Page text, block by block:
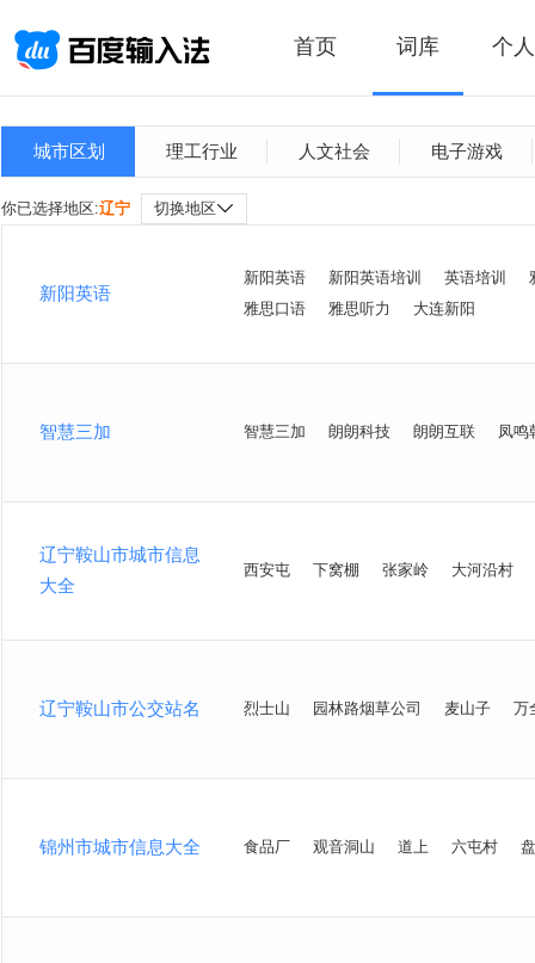
首页 词库 个
城市区划 理工行业 人文社会 电子游戏
你已选择地区:辽宁 切换地区
新阳英语
新阳英语 新阳英语培训 英语培训
雅思口语
雅思听力 大连新阳
智慧三加 智慧三加 朗朗科技 朗朗互联 凤鸣
辽宁鞍山市城市信息
大全
西安屯 下窝棚 张家岭 大河沿村
辽宁鞍山市公交站名 烈士山 园林路烟草公司 麦山子 万
锦州市城市信息大全 食品厂 观音洞山 道上 六屯村